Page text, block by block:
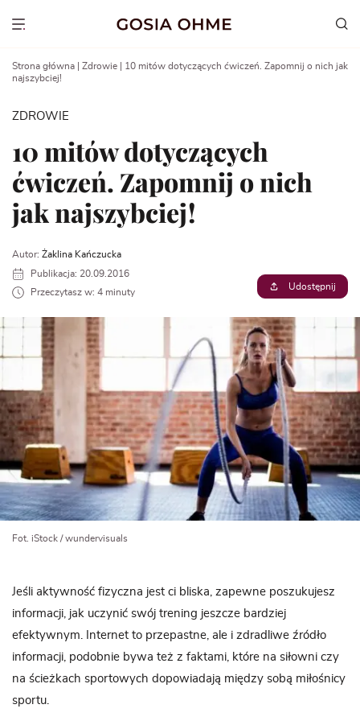
Show menu
Strona główna Zdrowie
10 mitów dotyczących ćwiczeń. Zapomnij o nich jak
najszybciej!
ZDROWIE
10 mitów dotyczących
ćwiczeń. Zapomnij o nich
jak najszybciej!
Autor: Żaklina Kańczucka
Publikacja: 20.09.2016
Przeczytasz w: 4 minuty
Udostępnij
Fot. iStock / wundervisuals
Jeśli aktywność fizyczna jest ci bliska, zapewne poszukujesz
informacji, jak uczynić swój trening jeszcze bardziej
efektywnym. Internet to przepastne, ale i zdradliwe źródło
informacji, podobnie bywa też z faktami, które na siłowni czy
na ścieżkach sportowych dopowiadają między sobą miłośnicy
sportu.